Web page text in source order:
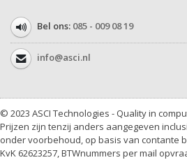
Bel ons: 085 - 009 08 19
info@asci.nl
© 2023 ASCI Technologies - Quality in
Prijzen zijn tenzij anders aangegeven
onder voorbehoud, op basis van contante
KvK 62623257, BTWnummers per mail